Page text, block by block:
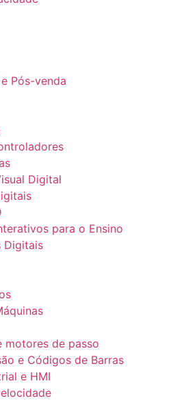
Pós-venda
Digital
para o Ensino
Digitais
motores de passo
e Códigos de Barras
e HMI